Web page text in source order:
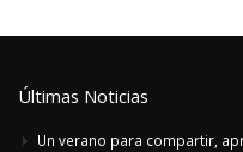
Últimas Noticias
Un verano para compartir,